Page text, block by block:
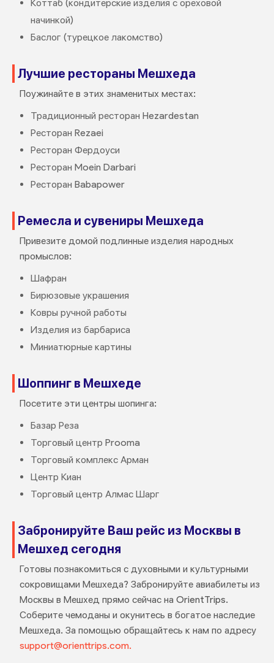
Коттаб (кондитерские изделия с ореховой
начинкой)
Баслог (турецкое лакомство)
Лучшие рестораны Мешхеда
Поужинайте в этих знаменитых местах:
Традиционный ресторан Hezardestan
Ресторан Rezaei
Ресторан Фердоуси
Ресторан Moein Darbari
Ресторан Babapower
Ремесла и сувениры Мешхеда
Привезите домой подлинные изделия народных
промыслов:
Шафран
Бирюзовые украшения
Ковры ручной работы
Изделия из барбариса
Миниатюрные картины
Шоппинг в Мешхеде
Посетите эти центры шопинга:
Базар Реза
Торговый центр Prooma
Торговый комплекс Арман
Центр Киан
Торговый центр Алмас Шарг
Забронируйте Ваш рейс из Москвы в
Мешхед сегодня
Готовы познакомиться с духовными и культурными
сокровищами Мешхеда? Забронируйте авиабилеты из
Москвы в Мешхед прямо сейчас на OrientTrips.
Соберите чемоданы и окунитесь в богатое наследие
Мешхеда. За помощью обращайтесь к нам по адресу
support@orienttrips.com.